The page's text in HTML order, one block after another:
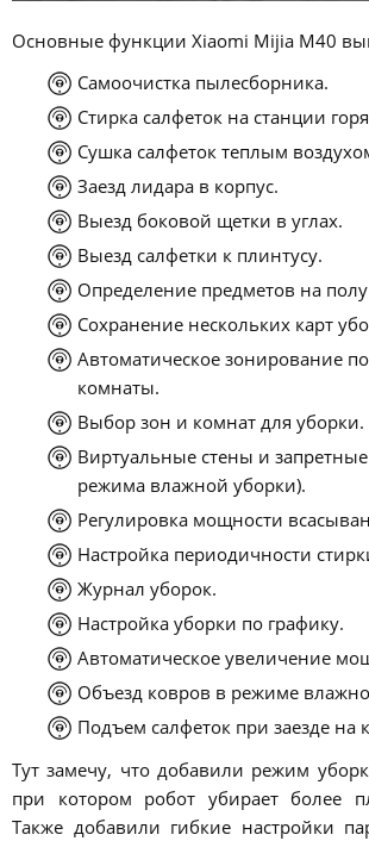
Основные функции Xiaomi Mijia M40
Самоочистка пылесборника.
Стирка салфеток на станции
Сушка салфеток теплым
Заезд лидара в корпус.
Выезд боковой щетки в углах.
Выезд салфетки к плинтусу.
Определение предметов на
Сохранение нескольких карт
Автоматическое зонирование
комнаты.
Выбор зон и комнат для уборки.
Виртуальные стены и
режима влажной уборки).
Регулировка мощности
Настройка периодичности
Журнал уборок.
Настройка уборки по графику.
Автоматическое увеличение
Объезд ковров в режиме
Подъем салфеток при заезде на
Тут замечу, что добавили режим
при котором робот убирает более
Также добавили гибкие настройки